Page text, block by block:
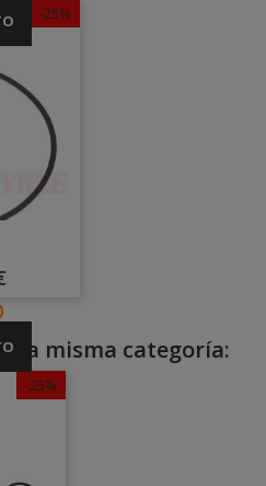
-25%
la misma categoría:
-25%